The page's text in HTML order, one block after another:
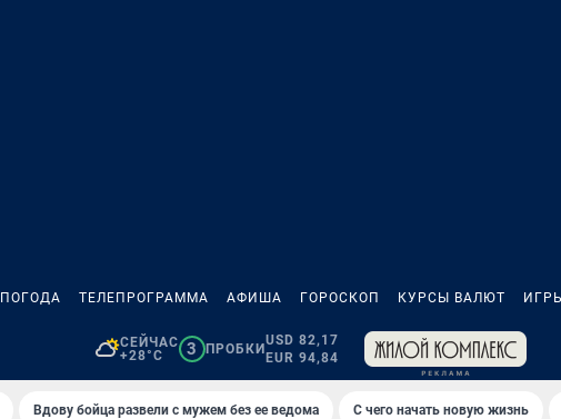
ПОГОДА ТЕЛЕПРОГРАММА АФИША ГОРОСКОП КУРСЫ ВАЛЮТ
СЕЙЧАС
+28°C
3 ПРОБКИ
USD 82,17
EUR 94,84
Вдову бойца развели с мужем без ее ведома С чего начать новую жизнь